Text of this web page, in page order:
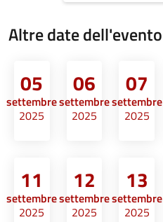
Altre date dell'evento
05
settembre
2025
06
settembre
2025
07
settembre
2025
11
settembre
2025
12
settembre
2025
13
settembre
2025